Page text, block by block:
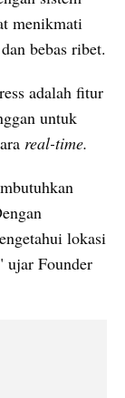
menikmati
bebas ribet.
untuk
real-time.
lokasi
ujar Founder